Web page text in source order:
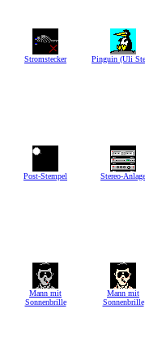
Stromstecker Pinguin (Uli
Post-Stempel Stereo-Anlage
Mann mit
Sonnenbrille
Mann mit
Sonnenbrille